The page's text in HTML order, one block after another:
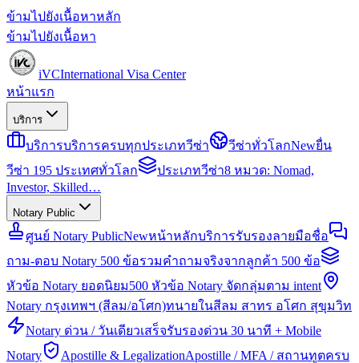
ข้ามไปยังเนื้อหาหลัก
ข้ามไปยังเนื้อหา
iVCInternational Visa Center
หน้าแรก
บริการ
บริการบริการครบทุกประเภทวีซ่า วีซ่าทั่วโลกNewยื่น
วีซ่า 195 ประเทศทั่วโลก
ประเภทวีซ่า8 หมวด: Nomad,
Investor, Skilled…
Notary Public
ศูนย์ Notary PublicNewหน้าหลักบริการรับรองลายมือชื่อ
ถาม-ตอบ Notary 500 ข้อรวมคำถามจริงจากลูกค้า 500 ข้อ
หัวข้อ Notary ยอดนิยม500 หัวข้อ Notary จัดกลุ่มตาม intent
Notary กรุงเทพฯ (สีลม/อโศก)ทนายในสีลม สาทร อโศก สุขุมวิท
Notary ด่วน / วันเดียวเสร็จรับรองด่วน 30 นาที + Mobile
Notary
Apostille & LegalizationApostille / MFA / สถานทูตครบ